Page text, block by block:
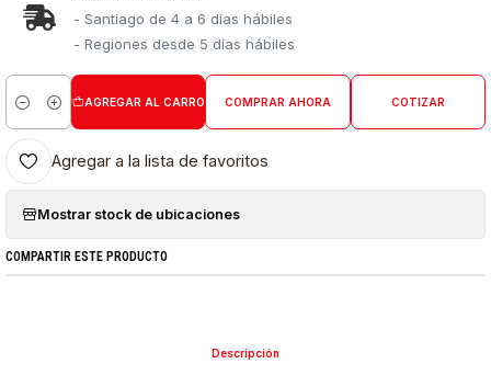
- Santiago de 4 a 6 días hábiles
- Regiones desde 5 días hábiles
Cantidad
AGREGAR AL CARRO COMPRAR AHORA COTIZAR
Agregar a la lista de favoritos
Mostrar stock de ubicaciones
COMPARTIR ESTE PRODUCTO
Descripción